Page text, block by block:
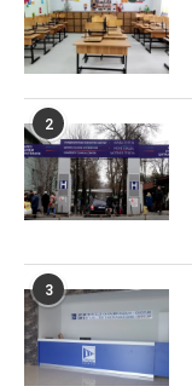
2
3